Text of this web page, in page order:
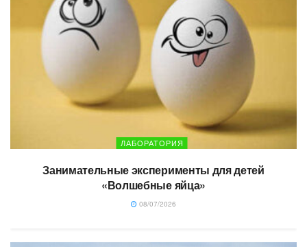
ЛАБОРАТОРИЯ
Занимательные эксперименты для детей
«Волшебные яйца»
08/07/2026